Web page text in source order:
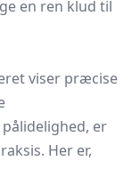
en ren klud til
viser præcise
er
Her er,